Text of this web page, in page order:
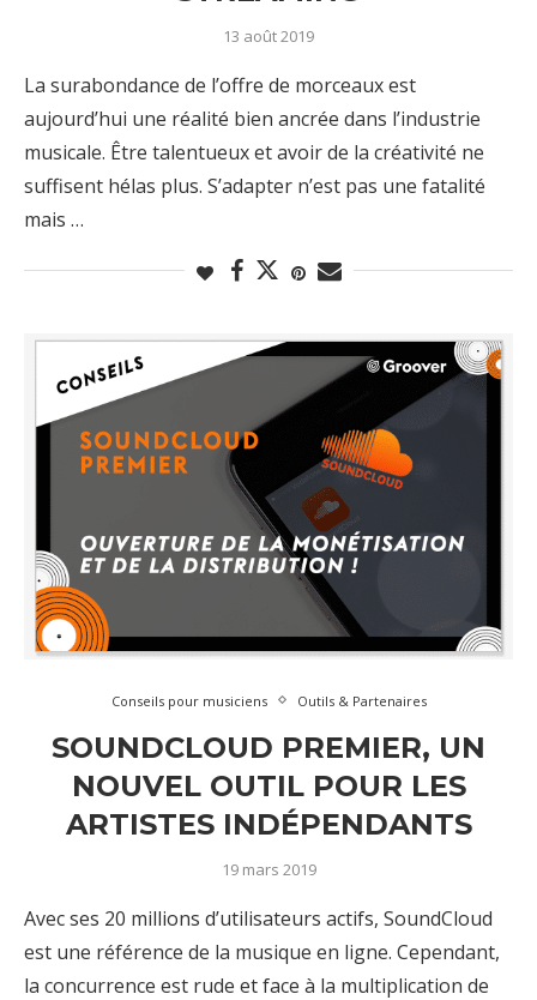
13 août 2019
La surabondance de l’offre de morceaux est
aujourd’hui une réalité bien ancrée dans l’industrie
musicale. Être talentueux et avoir de la créativité ne
suffisent hélas plus. S’adapter n’est pas une fatalité
mais …
Conseils pour musiciens Outils & Partenaires
SOUNDCLOUD PREMIER, UN
NOUVEL OUTIL POUR LES
ARTISTES INDÉPENDANTS
19 mars 2019
Avec ses 20 millions d’utilisateurs actifs, SoundCloud
est une référence de la musique en ligne. Cependant,
la concurrence est rude et face à la multiplication de